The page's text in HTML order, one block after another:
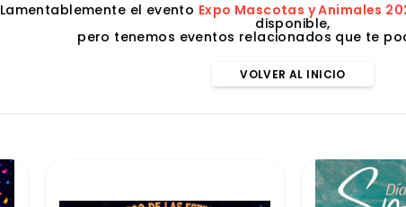
Lamentablemente el evento Expo Mascotas y Animales
disponible,
pero tenemos eventos relacionados que te
VOLVER AL INICIO